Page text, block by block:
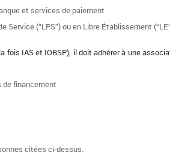
et services de paiement
Service (“LPS”) ou en Libre Établissement
fois IAS et IOBSP), il doit adhérer à une
financement
citées ci-dessus.